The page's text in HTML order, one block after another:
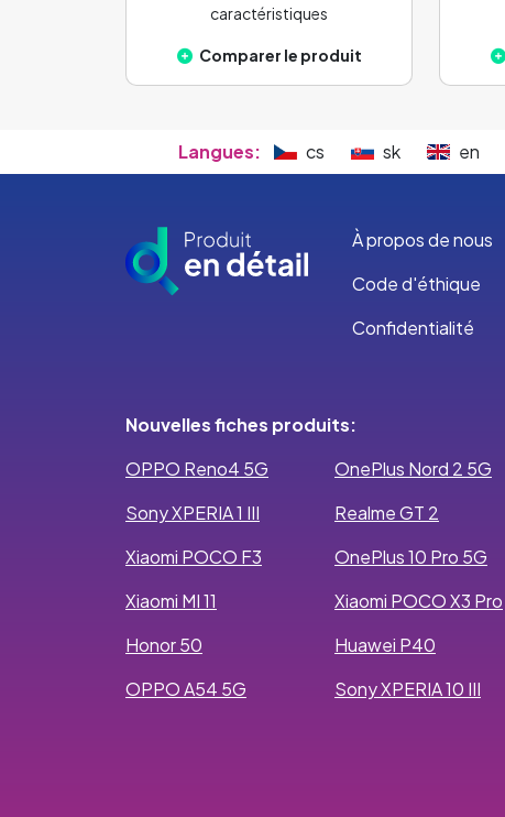
caractéristiques
Comparer le produit
Langues: cs sk en
À propos de nous
Code d'éthique
Confidentialité
Nouvelles fiches produits:
OPPO Reno4 5G
Sony XPERIA 1 III
Xiaomi POCO F3
Xiaomi MI 11
Honor 50
OPPO A54 5G
OnePlus Nord 2 5G
Realme GT 2
OnePlus 10 Pro 5G
Xiaomi POCO X3 Pro
Huawei P40
Sony XPERIA 10 III